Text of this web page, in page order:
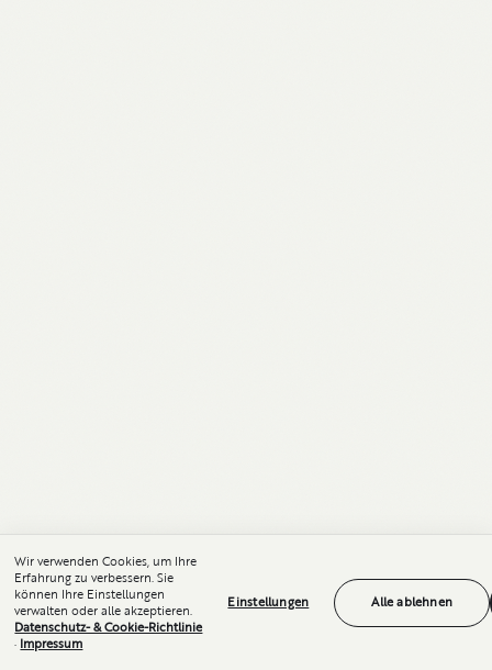
Wir verwenden Cookies, um Ihre
Erfahrung zu verbessern. Sie
können Ihre Einstellungen
verwalten oder alle akzeptieren.
Datenschutz- & Cookie-Richtlinie
· Impressum
Einstellungen Alle ablehnen